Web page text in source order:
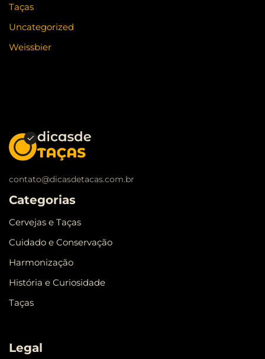
Taças
Uncategorized
Weissbier
contato@dicasdetacas.com.br
Categorias
Cervejas e Taças
Cuidado e Conservação
Harmonização
História e Curiosidade
Taças
Legal